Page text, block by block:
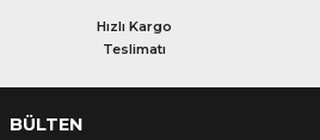
Hızlı Kargo
Teslimatı
BÜLTEN